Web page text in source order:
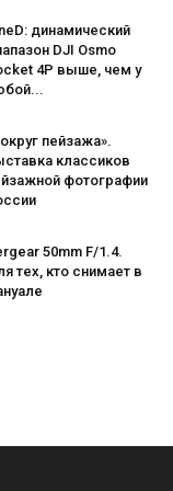
динамический
DJI Osmo
4P выше, чем у
пейзажа».
классиков
фотографии
50mm F/1.4.
тех, кто снимает в